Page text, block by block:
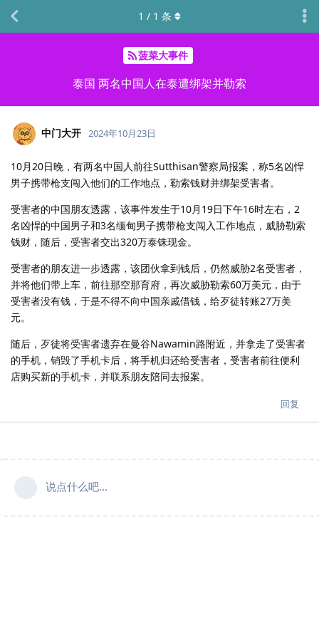
菠菜大事件
泰国 两名中国人在泰遭绑架并勒索
1 / 1 条
中门大开 2024年10月23日
10月20日晚，有两名中国人前往Sutthisan警察局报案，称5名凶悍
男子携带枪支闯入他们的工作地点，勒索钱财并绑架受害者。
受害者的中国朋友透露，该事件发生于10月19日下午16时左右，2
名凶悍的中国男子和3名缅甸男子携带枪支闯入工作地点，威胁勒索
钱财，随后，受害者交出320万泰铢现金。
受害者的朋友进一步透露，该团伙拿到钱后，仍然威胁2名受害者，
并将他们带上车，前往那空那育府，再次威胁勒索60万美元，由于
受害者没有钱，于是不得不向中国亲戚借钱，给歹徒转账27万美
元。
随后，歹徒将受害者遗弃在曼谷Nawamin路附近，并拿走了受害者
的手机，销毁了手机卡后，将手机归还给受害者，受害者前往便利
店购买新的手机卡，并联系朋友陪同去报案。
回复
说点什么吧...